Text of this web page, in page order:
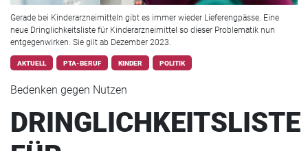
Gerade bei Kinderarzneimitteln gibt es immer wieder Lieferengpässe. Eine
neue Dringlichkeitsliste für Kinderarzneimittel so dieser Problematik nun
entgegenwirken. Sie gilt ab Dezember 2023.
AKTUELL PTA-BERUF KINDER POLITIK
Bedenken gegen Nutzen
DRINGLICHKEITSLISTE